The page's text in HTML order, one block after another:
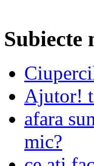
Subiecte
Ajutor!
afara
mic?